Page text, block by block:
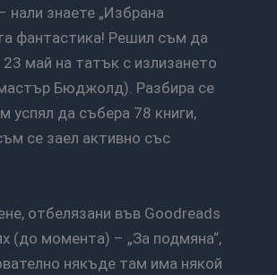
фантастика! Решил съм да
май на татък с излизането
Бюджолд). Разбира се
успял да събера 78 книги,
се заел активно със
(до момента) – „За подмяна“,
някъде там има някой